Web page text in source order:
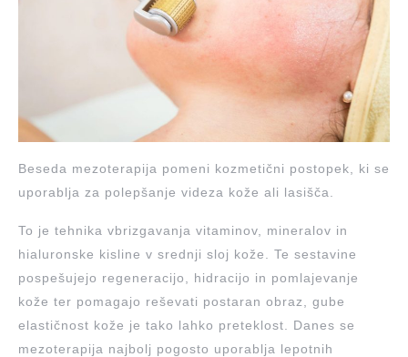
Beseda mezoterapija pomeni kozmetični postopek, ki se
uporablja za polepšanje videza kože ali lasišča.
To je tehnika vbrizgavanja vitaminov, mineralov in
hialuronske kisline v srednji sloj kože. Te sestavine
pospešujejo regeneracijo, hidracijo in pomlajevanje
kože ter pomagajo reševati postaran obraz, gube
elastičnost kože je tako lahko preteklost. Danes se
mezoterapija najbolj pogosto uporablja lepotnih